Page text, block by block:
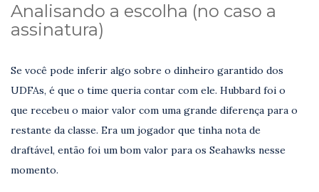
Analisando a escolha (no caso a
assinatura)
Se você pode inferir algo sobre o dinheiro garantido dos
UDFAs, é que o time queria contar com ele. Hubbard foi o
que recebeu o maior valor com uma grande diferença para o
restante da classe. Era um jogador que tinha nota de
draftável, então foi um bom valor para os Seahawks nesse
momento.